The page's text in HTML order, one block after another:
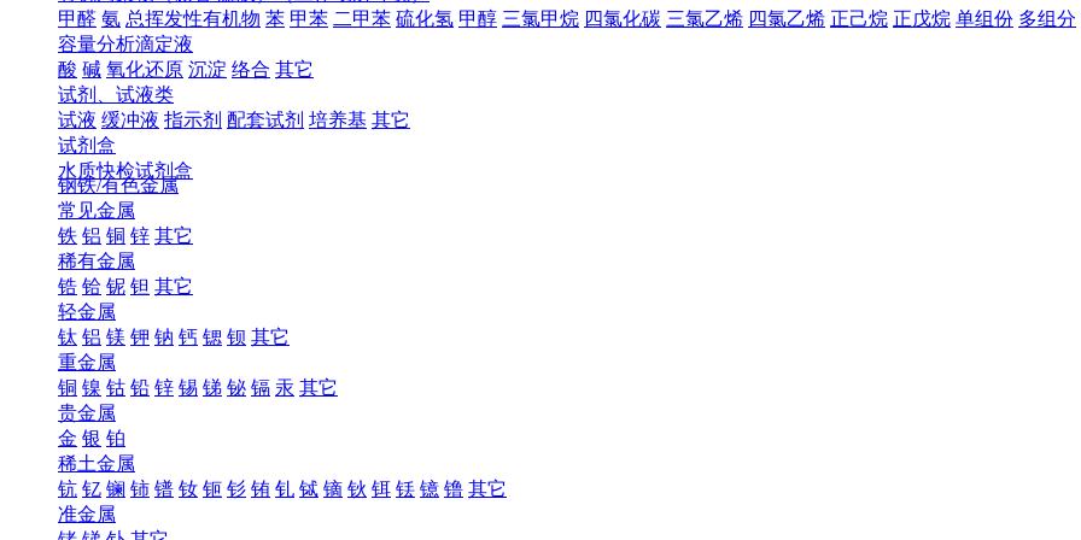
甲醛 氨 总挥发性有机物 苯 甲苯 二甲苯 硫化氢 甲醇 三氯甲烷 四氯化碳 三氯乙烯 四氯乙烯 正己烷 正戊烷 单组份 多组分
容量分析滴定液
酸 碱 氧化还原 沉淀 络合 其它
试剂、试液类
试液 缓冲液 指示剂 配套试剂 培养基 其它
试剂盒
水质快检试剂盒
钢铁/有色金属
常见金属
铁 铝 铜 锌 其它
稀有金属
锆 铪 铌 钽 其它
轻金属
钛 铝 镁 钾 钠 钙 锶 钡 其它
重金属
铜 镍 钴 铅 锌 锡 锑 铋 镉 汞 其它
贵金属
金 银 铂
稀土金属
钪 钇 镧 铈 镨 钕 钷 钐 铕 钆 铽 镝 钬 铒 铥 镱 镥 其它
准金属